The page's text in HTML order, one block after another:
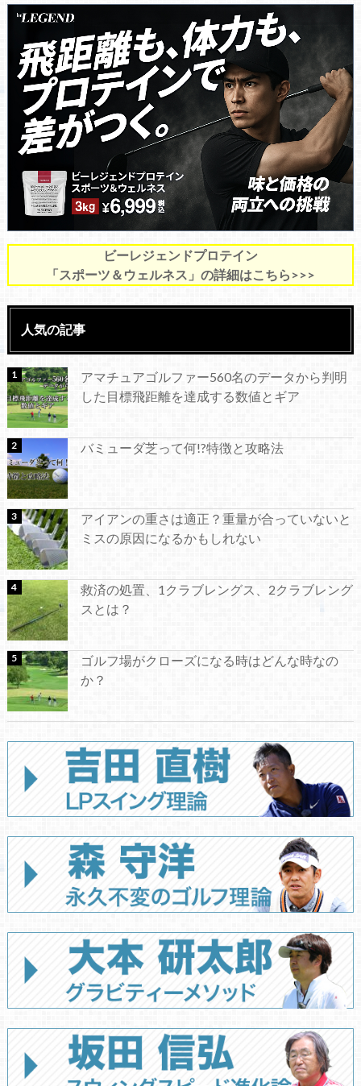
ビーレジェンドプロテイン
「スポーツ＆ウェルネス」の詳細はこちら>>>
人気の記事
アマチュアゴルファー560名のデータから判明
した目標飛距離を達成する数値とギア
バミューダ芝って何!?特徴と攻略法
アイアンの重さは適正？重量が合っていないと
ミスの原因になるかもしれない
救済の処置、1クラブレングス、2クラブレング
スとは？
ゴルフ場がクローズになる時はどんな時なの
か？